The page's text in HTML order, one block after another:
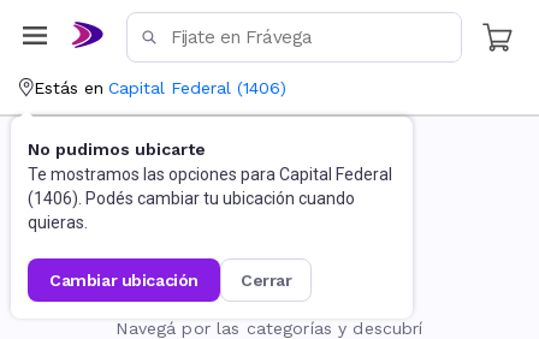
Estás en Capital Federal (1406)
No pudimos ubicarte
Te mostramos las opciones para Capital Federal
(1406). Podés cambiar tu ubicación cuando
quieras.
cambiar ubicación cerrar
La página no existe
Navegá por las categorías y descubrí